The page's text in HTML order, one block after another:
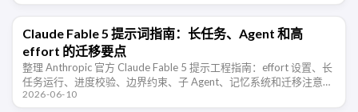
Claude Fable 5 提示词指南：长任务、Agent 和高
effort 的迁移要点
整理 Anthropic 官方 Claude Fable 5 提示工程指南：effort 设置、长
任务运行、进度校验、边界约束、子 Agent、记忆系统和迁移注意事
项。
2026-06-10